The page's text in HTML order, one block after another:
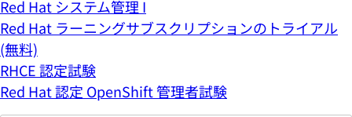
Red Hat システム管理 I
Red Hat ラーニングサブスクリプションのトライアル
(無料)
RHCE 認定試験
Red Hat 認定 OpenShift 管理者試験